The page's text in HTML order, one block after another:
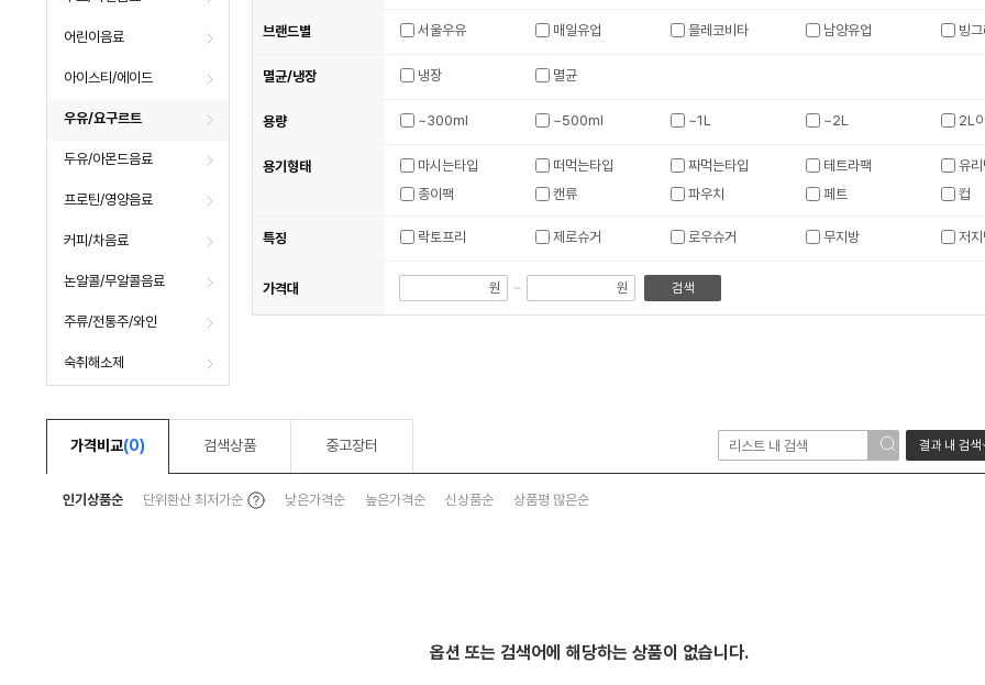
어린이음료
아이스티/에이드
우유/요구르트
두유/아몬드음료
프로틴/영양음료
커피/차음료
논알콜/무알콜음료
주류/전통주/와인
숙취해소제
브랜드별 서울우유 매일유업 믈레코비타 남양유업 빙
멸균/냉장 냉장 멸균
용량 ~300ml ~500ml ~1L ~2L 2L
용기형태 마시는타입 떠먹는타입 짜먹는타입 테트라팩
유
종이팩
캔류 파우치 페트 컵
특징 락토프리 제로슈거 로우슈거 무지방 저
가격대 원 ~ 원 검색
가격비교(0) 검색상품 중고장터 결과 내 검색
인기상품순 단위환산 최저가순툴
팁
낮은가격순 높은가격순 신상품순 상품평 많은순
옵션 또는 검색어에 해당하는 상품이 없습니다.